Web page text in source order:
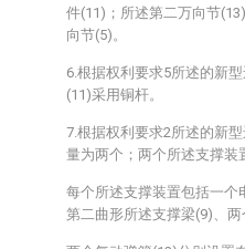
件(11)；所述第二万向节
向节(5)。
6.根据权利要求5所述的新
(11)采用铜杆。
7.根据权利要求2所述的新
量为两个；两个所述支撑装
每个所述支撑装置包括一个
第二曲形所述支撑梁(9)、